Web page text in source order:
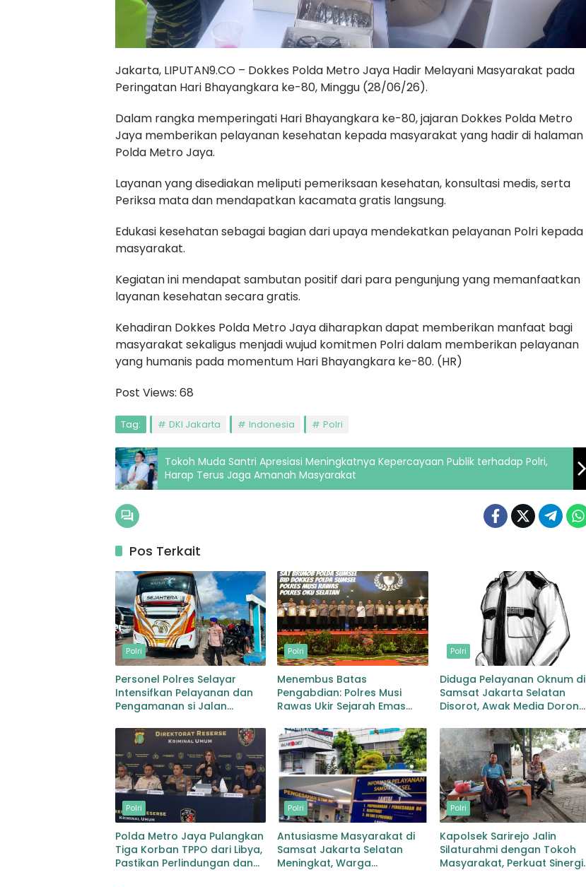
Jakarta, LIPUTAN9.CO – Dokkes Polda Metro Jaya Hadir Melayani Masyarakat pada
Peringatan Hari Bhayangkara ke-80, Minggu (28/06/26).
Dalam rangka memperingati Hari Bhayangkara ke-80, jajaran Dokkes Polda Metro
Jaya memberikan pelayanan kesehatan kepada masyarakat yang hadir di halaman
Polda Metro Jaya.
Layanan yang disediakan meliputi pemeriksaan kesehatan, konsultasi medis, serta
Periksa mata dan mendapatkan kacamata gratis langsung.
Edukasi kesehatan sebagai bagian dari upaya mendekatkan pelayanan Polri kepada
masyarakat.
Kegiatan ini mendapat sambutan positif dari para pengunjung yang memanfaatkan
layanan kesehatan secara gratis.
Kehadiran Dokkes Polda Metro Jaya diharapkan dapat memberikan manfaat bagi
masyarakat sekaligus menjadi wujud komitmen Polri dalam memberikan pelayanan
yang humanis pada momentum Hari Bhayangkara ke-80. (HR)
Post Views: 68
Tag: DKI Jakarta Indonesia Polri
Tokoh Muda Santri Apresiasi Meningkatnya Kepercayaan Publik terhadap Polri,
Harap Terus Jaga Amanah Masyarakat
Pos Terkait
Polri
Personel Polres Selayar
Intensifkan Pelayanan dan
Pengamanan si Jalan
Masyarakat, Hingga
Pelabuhan
Polri
Menembus Batas
Pengabdian: Polres Musi
Rawas Ukir Sejarah Emas
Kepemimpinan AKBP Agung
Adhitya Prananta
Polri
Diduga Pelayanan Oknum di
Samsat Jakarta Selatan
Disorot, Awak Media Dorong
Polri
Polda Metro Jaya Pulangkan
Tiga Korban TPPO dari Libya,
Pastikan Perlindungan dan
Polri
Antusiasme Masyarakat di
Samsat Jakarta Selatan
Meningkat, Warga
Polri
Kapolsek Sarirejo Jalin
Silaturahmi dengan Tokoh
Masyarakat, Perkuat Sinergi